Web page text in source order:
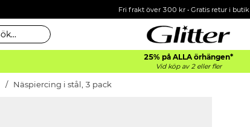
Fri frakt över 300 kr• Gratis retur i butik
25% på ALLA örhängen*
Vid köp av 2 eller fler
Näspiercing i stål, 3 pack